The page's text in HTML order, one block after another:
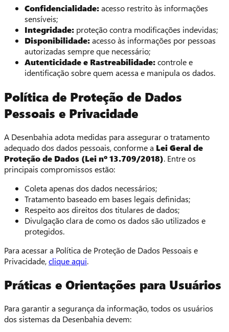
Confidencialidade:acesso restrito às informações
sensíveis;
Integridade: proteção contra modificações indevidas;
Disponibilidade:acesso às informações por pessoas
autorizadas sempre que necessário;
Autenticidade e Rastreabilidade:controle e
identificação sobre quem acessa e manipula os dados.
Política de Proteção de Dados
Pessoais e Privacidade
A Desenbahia adota medidas para assegurar o tratamento
adequado dos dados pessoais, conforme a Lei Geral de
Proteção de Dados (Lei nº 13.709/2018). Entre os
principais compromissos estão:
Coleta apenas dos dados necessários;
Tratamento baseado em bases legais definidas;
Respeito aos direitos dos titulares de dados;
Divulgação clara de como os dados são utilizados e
protegidos.
Para acessar a Política de Proteção de Dados Pessoais e
Privacidade,clique aqui.
Práticas e Orientações para Usuários
Para garantir a segurança da informação, todos os usuários
dos sistemas da Desenbahia devem: